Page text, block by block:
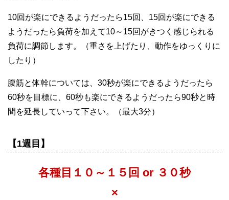
10回が楽にできるようだったら15回、15回が楽にできる
ようだったら負荷を加えて10～15回がきつく感じられる
負荷に調節します。（重さを上げたり、動作をゆっくりに
したり）
腹筋と体幹については、30秒が楽にできるようだったら
60秒を目標に、60秒も楽にできるようだったら90秒と時
間を延長していって下さい。（最大3分）
【1週目】
各種目１０～１５回 or ３０秒
×